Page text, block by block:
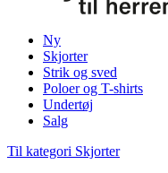
Ny
Skjorter
Strik og sved
Poloer og T-shirts
Undertøj
Salg
Til kategori Skjorter